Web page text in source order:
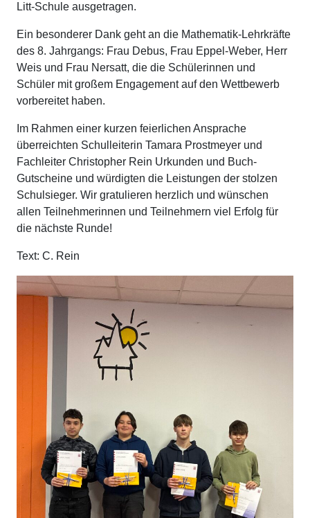
Litt-Schule ausgetragen.
Ein besonderer Dank geht an die Mathematik-Lehrkräfte
des 8. Jahrgangs: Frau Debus, Frau Eppel-Weber, Herr
Weis und Frau Nersatt, die die Schülerinnen und
Schüler mit großem Engagement auf den Wettbewerb
vorbereitet haben.
Im Rahmen einer kurzen feierlichen Ansprache
überreichten Schulleiterin Tamara Prostmeyer und
Fachleiter Christopher Rein Urkunden und Buch-
Gutscheine und würdigten die Leistungen der stolzen
Schulsieger. Wir gratulieren herzlich und wünschen
allen Teilnehmerinnen und Teilnehmern viel Erfolg für
die nächste Runde!
Text: C. Rein